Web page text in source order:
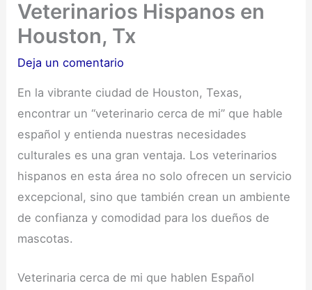
Veterinarios Hispanos en
Houston, Tx
Deja un comentario
En la vibrante ciudad de Houston, Texas,
encontrar un “veterinario cerca de mi” que hable
español y entienda nuestras necesidades
culturales es una gran ventaja. Los veterinarios
hispanos en esta área no solo ofrecen un servicio
excepcional, sino que también crean un ambiente
de confianza y comodidad para los dueños de
mascotas.
Veterinaria cerca de mi que hablen Español